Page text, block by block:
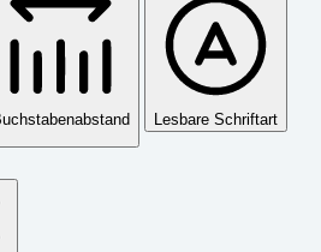
Lesbare Schriftart